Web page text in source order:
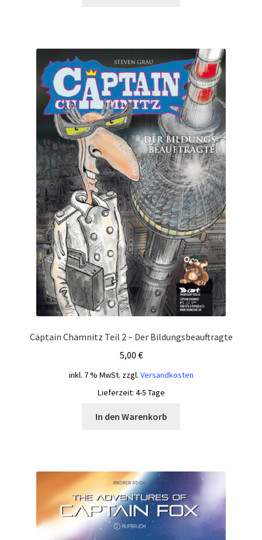
Cäptain Chämnitz Teil 2 – Der Bildungsbeauftragte
5,00 €
inkl. 7 % MwSt. zzgl. Versandkosten
Lieferzeit: 4-5 Tage
In den Warenkorb